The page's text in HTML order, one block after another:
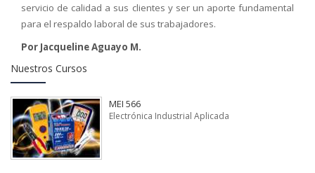
servicio de calidad a sus clientes y ser un aporte fundamental
para el respaldo laboral de sus trabajadores.
Por Jacqueline Aguayo M.
Nuestros Cursos
MEI 566
Electrónica Industrial Aplicada